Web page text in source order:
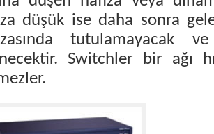
düşük ise daha sonra
tutulamayacak
Switchler bir ağı